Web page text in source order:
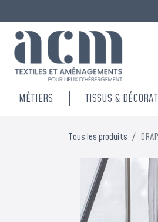
MÉTIERS TISSUS &
Tous les produits